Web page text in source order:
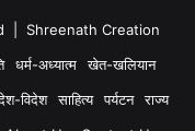
| Shreenath Creation
धर्म-अध्यात्म
खेत-खलियान
विदेश साहित्य पर्यटन
राज्य